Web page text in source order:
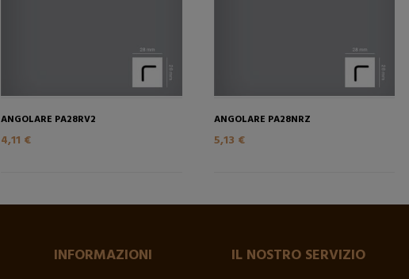
ANGOLARE PA28RV2
4,11 €
ANGOLARE PA28NRZ
5,13 €
INFORMAZIONI IL NOSTRO SERVIZIO